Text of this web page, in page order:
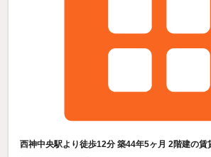
西神中央駅より徒歩12分 築44年5ヶ月 2階建の賃